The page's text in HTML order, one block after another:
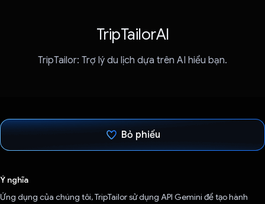
TripTailorAI
TripTailor: Trợ lý du lịch dựa trên AI hiểu bạn.
Bỏ phiếu
Ý nghĩa
Ứng dụng của chúng tôi, TripTailor sử dụng API Gemini để tạo hành